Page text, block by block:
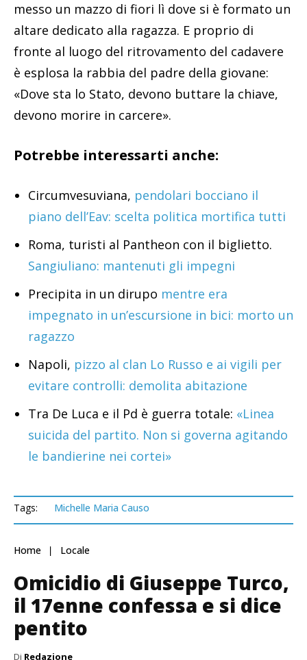
messo un mazzo di fiori lì dove si è formato un
altare dedicato alla ragazza. E proprio di
fronte al luogo del ritrovamento del cadavere
è esplosa la rabbia del padre della giovane:
«Dove sta lo Stato, devono buttare la chiave,
devono morire in carcere».
Potrebbe interessarti anche:
Circumvesuviana, pendolari bocciano il
piano dell’Eav: scelta politica mortifica tutti
Roma, turisti al Pantheon con il biglietto.
Sangiuliano: mantenuti gli impegni
Precipita in un dirupo mentre era
impegnato in un’escursione in bici: morto un
ragazzo
Napoli, pizzo al clan Lo Russo e ai vigili per
evitare controlli: demolita abitazione
Tra De Luca e il Pd è guerra totale: «Linea
suicida del partito. Non si governa agitando
le bandierine nei cortei»
Tags: Michelle Maria Causo
Home Locale
Omicidio di Giuseppe Turco,
il 17enne confessa e si dice
pentito
Di Redazione